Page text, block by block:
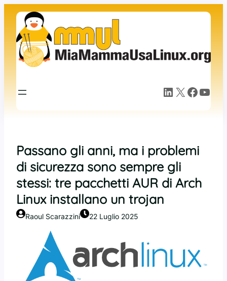
contenuto
LinkedIn X Facebook YouTube
Passano gli anni, ma i problemi
di sicurezza sono sempre gli
stessi: tre pacchetti AUR di Arch
Linux installano un trojan
Raoul Scarazzini 22 Luglio 2025